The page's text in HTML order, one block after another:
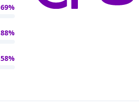
69%
88%
58%